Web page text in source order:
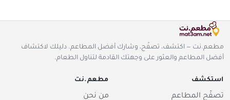
مطعم.نت — اكتشف، تصفّح، وشارك أفضل المطاعم. دليلك لاكتشاف
أفضل المطاعم والعثور على وجهتك القادمة لتناول الطعام.
استكشف
تصفّح المطاعم
مطعم.نت
من نحن